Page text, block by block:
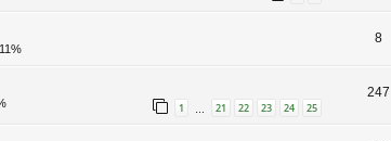
8
1 21 22 23 24 25
247